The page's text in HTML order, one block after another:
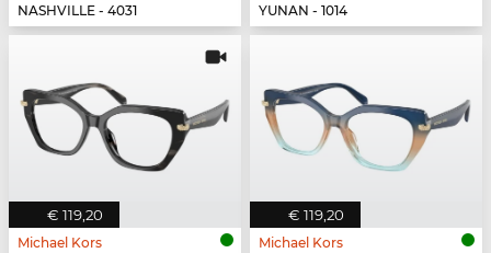
NASHVILLE - 4031
YUNAN - 1014
€ 119,20
Michael Kors
€ 119,20
Michael Kors